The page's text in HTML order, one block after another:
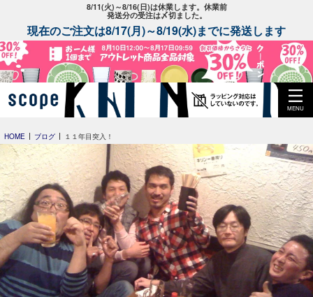
8/11(火)～8/16(日)は休業します。休業前
発送分の受注は〆切ました。
現在のご注文は8/17(月)～8/19(水)までに発送します
MENU
HOME ブログ １１年目突入！